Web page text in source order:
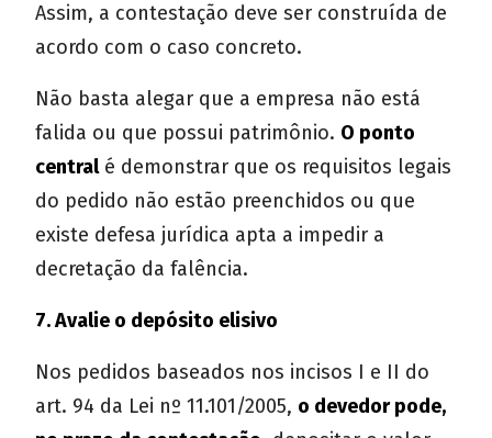
Assim, a contestação deve ser construída de
acordo com o caso concreto.
Não basta alegar que a empresa não está
falida ou que possui patrimônio. O ponto
centralé demonstrar que os requisitos legais
do pedido não estão preenchidos ou que
existe defesa jurídica apta a impedir a
decretação da falência.
7. Avalie o depósito elisivo
Nos pedidos baseados nos incisos I e II do
art. 94 da Lei nº 11.101/2005, o devedor pode,